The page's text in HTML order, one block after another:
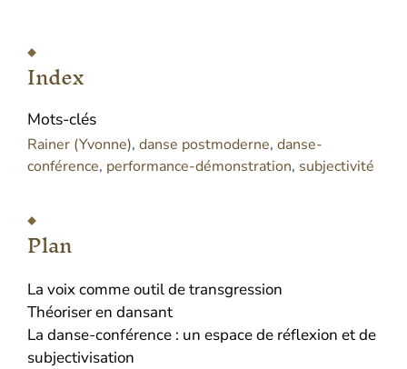
Index
Mots-clés
Rainer (Yvonne), danse postmoderne, danse-
conférence, performance-démonstration, subjectivité
Plan
La voix comme outil de transgression
Théoriser en dansant
La danse-conférence : un espace de réflexion et de
subjectivisation